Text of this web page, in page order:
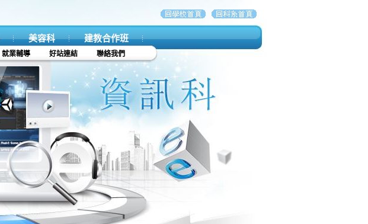
美容科 建教合作班
就業輔導 好站連結 聯絡我們